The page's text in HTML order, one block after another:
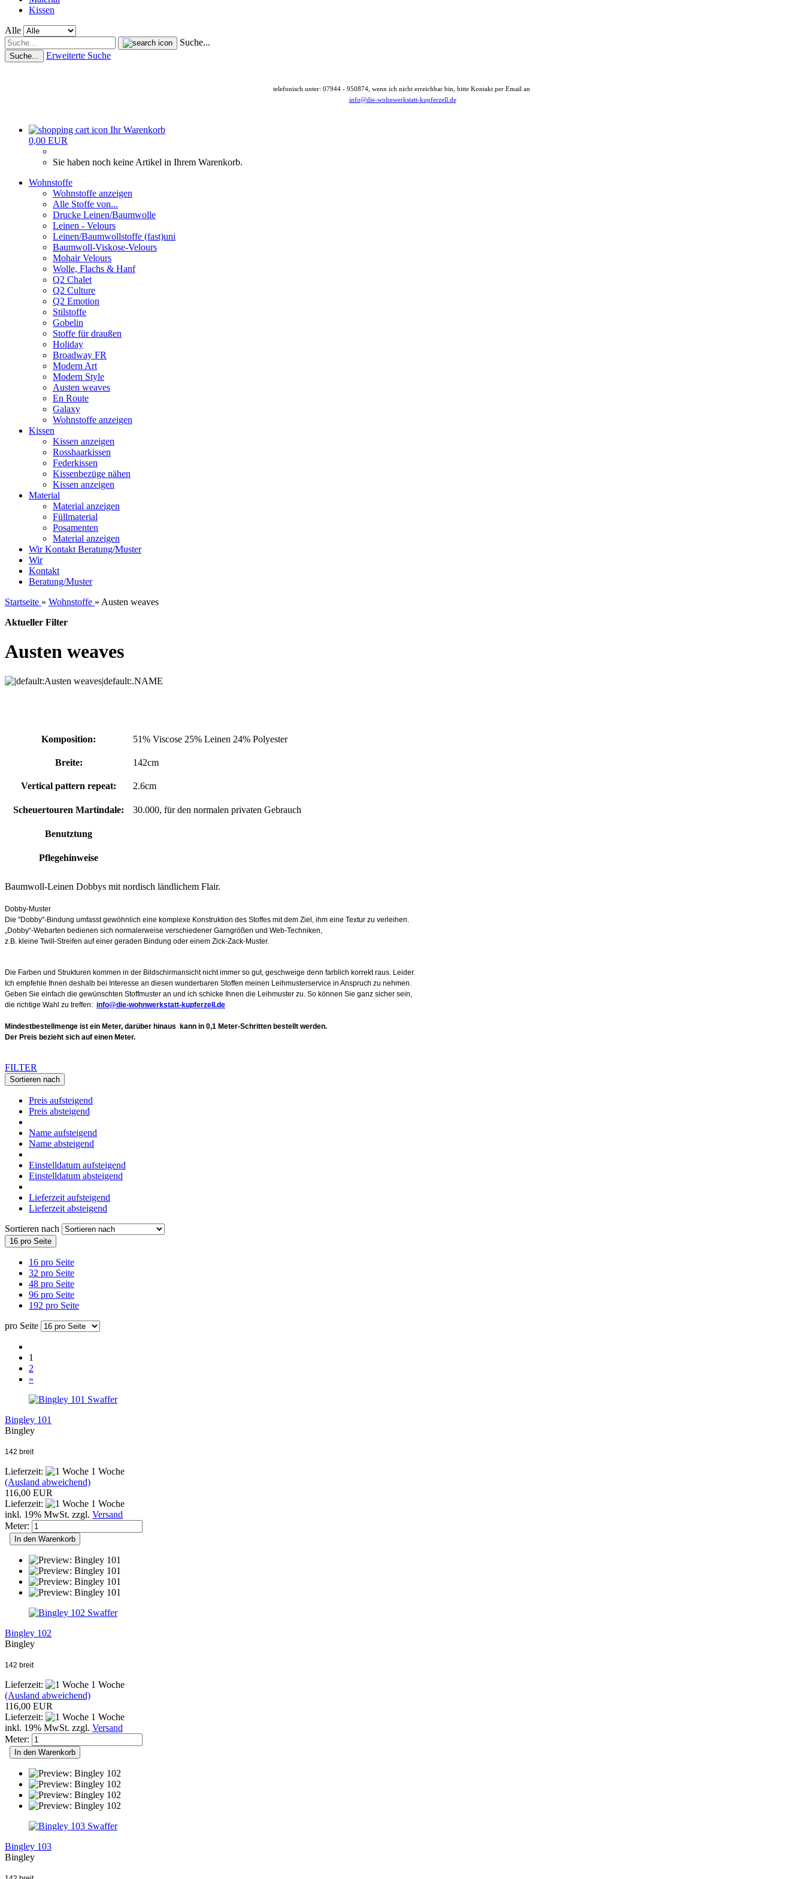
Kissen
Alle
Suche...
Suche... Erweiterte Suche
telefonisch unter: 07944 - 950874, wenn ich nicht erreichbar bin, bitte Kontakt per Email an
info@die-wohnwerkstatt-kupferzell.de
Ihr Warenkorb
0,00 EUR
Sie haben noch keine Artikel in Ihrem Warenkorb.
Wohnstoffe
Wohnstoffe anzeigen
Alle Stoffe von...
Drucke Leinen/Baumwolle
Leinen - Velours
Leinen/Baumwollstoffe (fast)uni
Baumwoll-Viskose-Velours
Mohair Velours
Wolle, Flachs & Hanf
Q2 Chalet
Q2 Culture
Q2 Emotion
Stilstoffe
Gobelin
Stoffe für draußen
Holiday
Broadway FR
Modern Art
Modern Style
Austen weaves
En Route
Galaxy
Wohnstoffe anzeigen
Kissen
Kissen anzeigen
Rosshaarkissen
Federkissen
Kissenbezüge nähen
Kissen anzeigen
Material
Material anzeigen
Füllmaterial
Posamenten
Material anzeigen
WirKontakt Beratung/Muster
Wir
Kontakt
Beratung/Muster
Startseite » Wohnstoffe » Austen weaves
Aktueller Filter
Austen weaves
Komposition: 51% Viscose 25% Leinen 24% Polyester
Breite: 142cm
Vertical pattern repeat: 2.6cm
Scheuertouren Martindale: 30.000, für den normalen privaten Gebrauch
Benutztung
Pflegehinweise
Baumwoll-Leinen Dobbys mit nordisch ländlichem Flair.
Dobby-Muster
Die "Dobby"-Bindung umfasst gewöhnlich eine komplexe Konstruktion des Stoffes mit dem Ziel, ihm eine Textur zu verleihen.
„Dobby“-Webarten bedienen sich normalerweise verschiedener Garngrößen und Web-Techniken,
z.B. kleine Twill-Streifen auf einer geraden Bindung oder einem Zick-Zack-Muster.
Die Farben und Strukturen kommen in der Bildschirmansicht nicht immer so gut, geschweige denn farblich korrekt raus. Leider.
Ich empfehle Ihnen deshalb bei Interesse an diesen wunderbaren Stoffen meinen Leihmusterservice in Anspruch zu nehmen.
Geben Sie einfach die gewünschten Stoffmuster an und ich schicke Ihnen die Leihmuster zu. So können Sie ganz sicher sein,
die richtige Wahl zu treffen: info@die-wohnwerkstatt-kupferzell.de
Mindestbestellmenge ist ein Meter, darüber hinaus kann in 0,1 Meter-Schritten bestellt werden.
Der Preis bezieht sich auf einen Meter.
FILTER
Sortieren nach
Preis aufsteigend
Preis absteigend
Name aufsteigend
Name absteigend
Einstelldatum aufsteigend
Einstelldatum absteigend
Lieferzeit aufsteigend
Lieferzeit absteigend
Sortieren nach
16 pro Seite
16 pro Seite
32 pro Seite
48 pro Seite
96 pro Seite
192 pro Seite
pro Seite
1
2
»
Swaffer
Bingley 101
Bingley
142 breit
Lieferzeit:
1 Woche
(Ausland abweichend)
116,00 EUR
Lieferzeit:
1 Woche
inkl. 19% MwSt. zzgl. Versand
Meter:
In den Warenkorb
Swaffer
Bingley 102
Bingley
142 breit
Lieferzeit:
1 Woche
(Ausland abweichend)
116,00 EUR
Lieferzeit:
1 Woche
inkl. 19% MwSt. zzgl. Versand
Meter:
In den Warenkorb
Swaffer
Bingley 103
Bingley